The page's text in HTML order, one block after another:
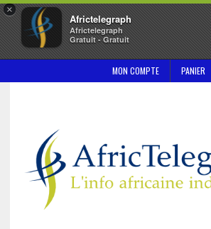
×
Africtelegraph
Africtelegraph
Gratuit - Gratuit
MON COMPTE PANIER